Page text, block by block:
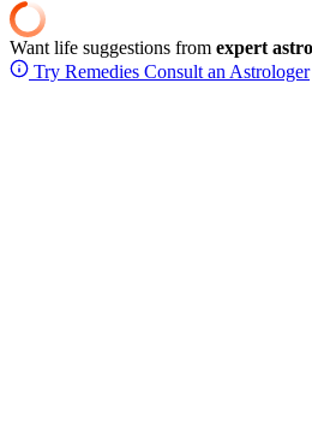
Want life suggestions from expert
Try Remedies Consult an Astrologer